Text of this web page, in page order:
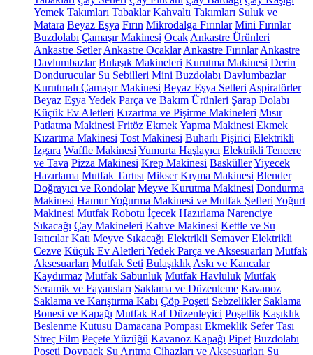
Yemek Takımları Tabaklar Kahvaltı Takımları Suluk ve
Matara Beyaz Eşya Fırın Mikrodalga Fırınlar Mini Fırınlar
Buzdolabı Çamaşır Makinesi Ocak Ankastre Ürünleri
Ankastre Setler Ankastre Ocaklar Ankastre Fırınlar Ankastre
Davlumbazlar Bulaşık Makineleri Kurutma Makinesi Derin
Dondurucular Su Sebilleri Mini Buzdolabı Davlumbazlar
Kurutmalı Çamaşır Makinesi Beyaz Eşya Setleri Aspiratörler
Beyaz Eşya Yedek Parça ve Bakım Ürünleri Şarap Dolabı
Küçük Ev Aletleri Kızartma ve Pişirme Makineleri Mısır
Patlatma Makinesi Fritöz Ekmek Yapma Makinesi Ekmek
Kızartma Makinesi Tost Makinesi Buharlı Pişirici Elektrikli
Izgara Waffle Makinesi Yumurta Haşlayıcı Elektrikli Tencere
ve Tava Pizza Makinesi Krep Makinesi BasküllerYiyecek
Hazırlama Mutfak Tartısı Mikser Kıyma Makinesi Blender
Doğrayıcı ve Rondolar Meyve Kurutma Makinesi Dondurma
Makinesi Hamur Yoğurma Makinesi ve Mutfak Şefleri Yoğurt
Makinesi Mutfak Robotu İçecek Hazırlama Narenciye
Sıkacağı Çay Makineleri Kahve Makinesi Kettle ve Su
Isıtıcılar Katı Meyve Sıkacağı Elektrikli Semaver Elektrikli
Cezve Küçük Ev Aletleri Yedek Parça ve Aksesuarları Mutfak
Aksesuarları Mutfak Seti Bulaşıklık Askı ve Kancalar
Kaydırmaz Mutfak Sabunluk Mutfak Havluluk Mutfak
Seramik ve Fayansları Saklama ve Düzenleme Kavanoz
Saklama ve Karıştırma Kabı Çöp Poşeti Sebzelikler Saklama
Bonesi ve Kapağı Mutfak Raf Düzenleyici Poşetlik Kaşıklık
Beslenme Kutusu Damacana Pompası Ekmeklik Sefer Tası
Streç Film Peçete Yüzüğü Kavanoz Kapağı Pipet Buzdolabı
Poşeti Doypack Su Arıtma Cihazları ve Aksesuarları Su